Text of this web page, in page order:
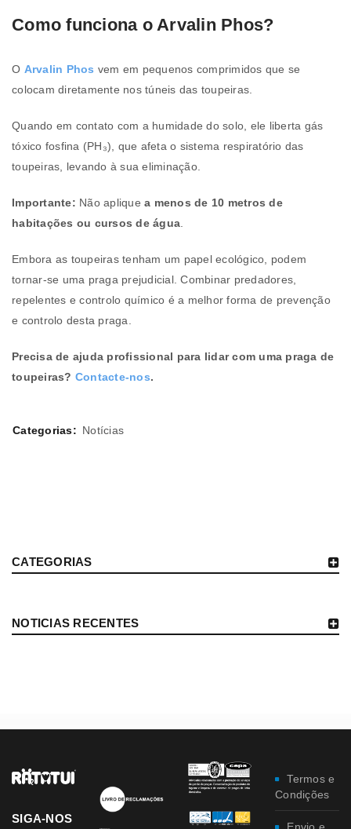
Como funciona o Arvalin Phos?
O Arvalin Phos vem em pequenos comprimidos que se
colocam diretamente nos túneis das toupeiras.
Quando em contato com a humidade do solo, ele liberta gás
tóxico fosfina (PH₃), que afeta o sistema respiratório das
toupeiras, levando à sua eliminação.
Importante: Não aplique a menos de 10 metros de
habitações ou cursos de água
Embora as toupeiras tenham um papel ecológico, podem
tornar-se uma praga prejudicial. Combinar predadores,
repelentes e controlo químico é a melhor forma de prevenção
e controlo desta praga.
Precisa de ajuda profissional para lidar com uma praga de
toupeiras? Contacte-nos.
Categorias: Notícias
CATEGORIAS
NOTICIAS RECENTES
SIGA-NOS
Termos e
Condições